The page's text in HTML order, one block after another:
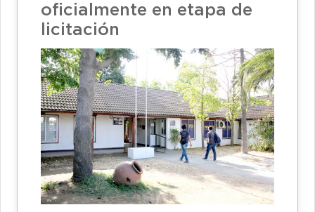
oficialmente en etapa de
licitación